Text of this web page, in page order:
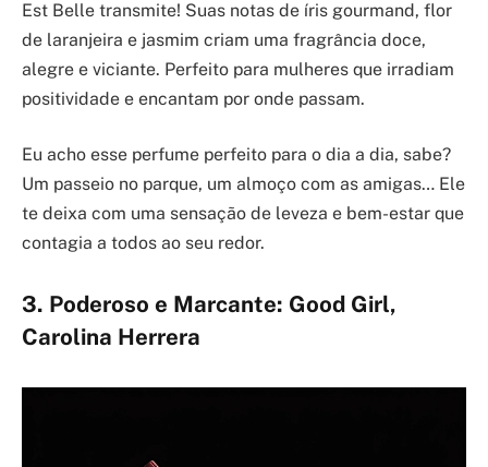
Est Belle transmite! Suas notas de íris gourmand, flor
de laranjeira e jasmim criam uma fragrância doce,
alegre e viciante. Perfeito para mulheres que irradiam
positividade e encantam por onde passam.
Eu acho esse perfume perfeito para o dia a dia, sabe?
Um passeio no parque, um almoço com as amigas… Ele
te deixa com uma sensação de leveza e bem-estar que
contagia a todos ao seu redor.
3. Poderoso e Marcante: Good Girl,
Carolina Herrera